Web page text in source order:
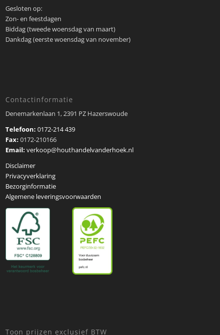
Gesloten op:
Zon- en feestdagen
Biddag (tweede woensdag van maart)
Dankdag (eerste woensdag van november)
Contactinformatie
Denemarkenlaan 1, 2391 PZ Hazerswoude
Telefoon:0172-214 439
Fax:0172-210166
Email: verkoop@houthandelvanderhoek.nl
Disclaimer
Privacyverklaring
Bezorginformatie
Algemene leveringsvoorwaarden
Toon prijzen exclusief BTW